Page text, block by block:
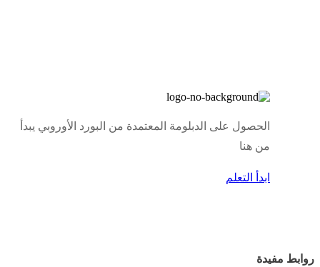
الحصول على الدبلومة المعتمدة من البورد الأوروبي يبدأ
من هنا
ابدأ التعلم
روابط مفيدة